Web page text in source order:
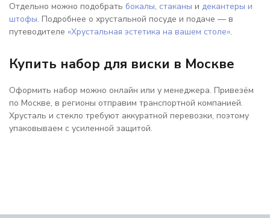
Отдельно можно подобрать бокалы, стаканы и декантеры и
штофы. Подробнее о хрустальной посуде и подаче — в
путеводителе «Хрустальная эстетика на вашем столе».
Купить набор для виски в Москве
Оформить набор можно онлайн или у менеджера. Привезём
по Москве, в регионы отправим транспортной компанией.
Хрусталь и стекло требуют аккуратной перевозки, поэтому
упаковываем с усиленной защитой.